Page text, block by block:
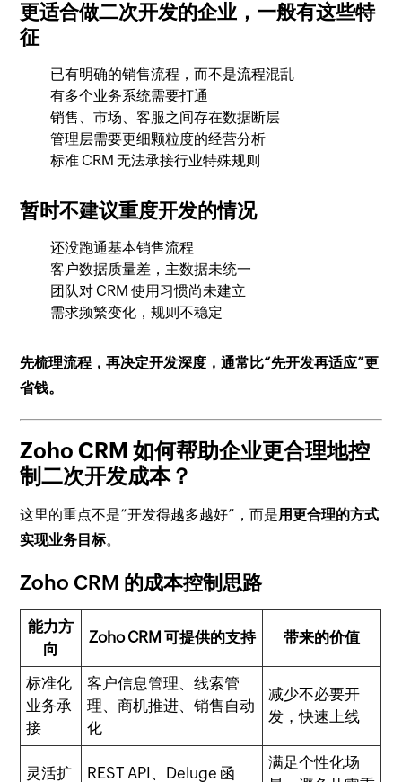
更适合做二次开发的企业，一般有这些特
征
已有明确的销售流程，而不是流程混乱
有多个业务系统需要打通
销售、市场、客服之间存在数据断层
管理层需要更细颗粒度的经营分析
标准 CRM 无法承接行业特殊规则
暂时不建议重度开发的情况
还没跑通基本销售流程
客户数据质量差，主数据未统一
团队对 CRM 使用习惯尚未建立
需求频繁变化，规则不稳定
先梳理流程，再决定开发深度，通常比“先开发再适应”更
省钱。
Zoho CRM 如何帮助企业更合理地控
制二次开发成本？
这里的重点不是“开发得越多越好”，而是用更合理的方式
实现业务目标。
Zoho CRM 的成本控制思路
能力方
向
Zoho CRM 可提供的支持 带来的价值
标准化
业务承
接
客户信息管理、线索管
理、商机推进、销售自动
化
减少不必要开
发，快速上线
灵活扩
REST API、Deluge 函
满足个性化场